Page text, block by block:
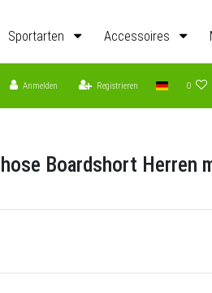
Sportarten Accessoires
Anmelden Registrieren 0
Boardshort Herren